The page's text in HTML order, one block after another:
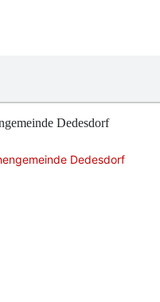
Dedesdorf
Dedesdorf